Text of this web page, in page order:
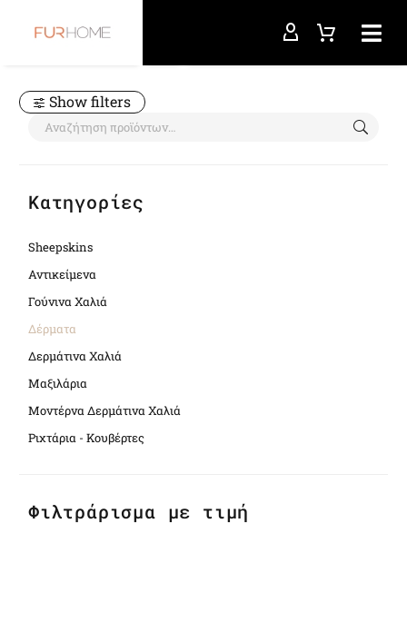
Show filters
Κατηγορίες
Sheepskins
Αντικείμενα
Γούνινα Χαλιά
Δέρματα
Δερμάτινα Χαλιά
Μαξιλάρια
Μοντέρνα Δερμάτινα Χαλιά
Ριχτάρια - Κουβέρτες
Φιλτράρισμα με τιμή